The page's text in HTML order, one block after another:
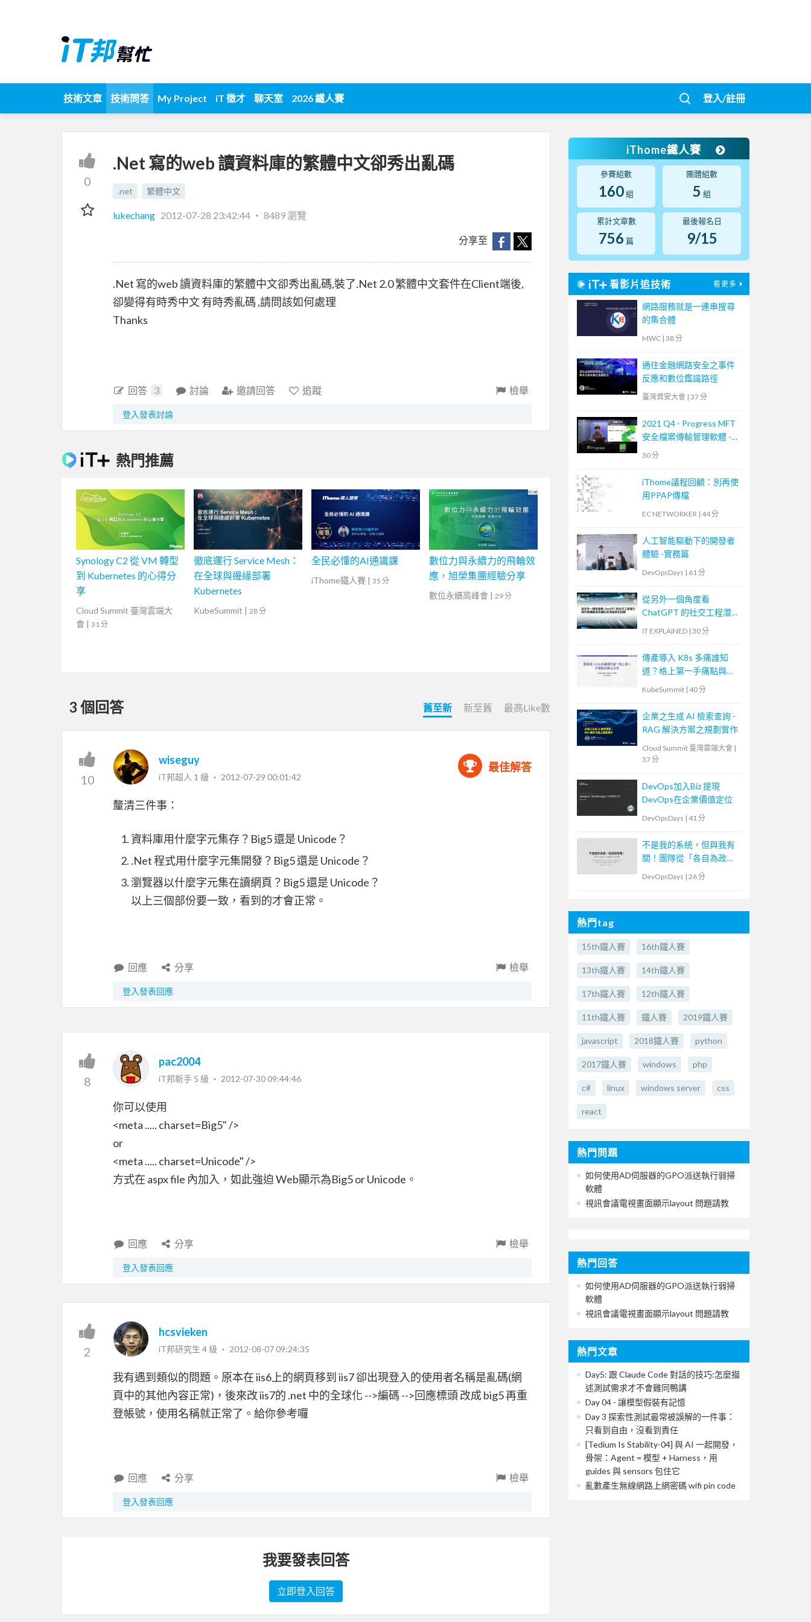
技術文章 技術問答 My Project iT 徵才 聊天室 2026 鐵人賽 登入/註冊
0
.Net 寫的web 讀資料庫的繁體中文卻秀出亂碼
.net 繁體中文
lukechang 2012-07-28 23:42:44 ‧ 8489 瀏覽
分享至
.Net 寫的web 讀資料庫的繁體中文卻秀出亂碼,裝了.Net 2.0 繁體中文套件在Client端後,
卻變得有時秀中文 有時秀亂碼 ,請問該如何處理
Thanks
回答 3 討論 邀請回答 追蹤 檢舉
登入發表討論
熱門推薦
Synology C2 從 VM 轉型
到 Kubernetes 的心得分
享
Cloud Summit 臺灣雲端大
會 | 31 分
徹底運行 Service Mesh：
在全球與邊緣部署
Kubernetes
KubeSummit | 28 分
全民必懂的AI通識課
iThome鐵人賽 | 35 分
數位力與永續力的飛輪效
應，旭榮集團經驗分享
數位永續高峰會 | 29 分
3 個回答 舊至新 新至舊 最高Like數
10
wiseguy
iT邦超人 1 級 ‧ 2012-07-29 00:01:42
最佳解答
釐清三件事：
資料庫用什麼字元集存？Big5 還是 Unicode？
.Net 程式用什麼字元集開發？Big5 還是 Unicode？
瀏覽器以什麼字元集在讀網頁？Big5 還是 Unicode？
以上三個部份要一致，看到的才會正常。
回應 分享 檢舉
登入發表回應
8
pac2004
iT邦新手 5 級 ‧ 2012-07-30 09:44:46
你可以使用
<meta ..... charset=Big5" />
or
<meta ..... charset=Unicode" />
方式在 aspx file 內加入，如此強迫 Web顯示為Big5 or Unicode。
回應 分享 檢舉
登入發表回應
2
hcsvieken
iT邦研究生 4 級 ‧ 2012-08-07 09:24:35
我有遇到類似的問題。原本在 iis6上的網頁移到 iis7 卻出現登入的使用者名稱是亂碼(網
頁中的其他內容正常)，後來改 iis7的 .net 中的全球化 -->編碼 -->回應標頭 改成 big5 再重
登帳號，使用名稱就正常了。給你參考囉
回應 分享 檢舉
登入發表回應
我要發表回答
立即登入回答
iThome鐵人賽
參賽組數
160組
團體組數
5 組
累計文章數
756 篇
最後報名日
9/15
看影片追技術 看更多
網路服務就是一連串搜尋
的集合體
MWC | 38 分
通往金融網路安全之事件
反應和數位鑑識路徑
臺灣資安大會 | 37 分
2021 Q4 - Progress MFT
安全檔案傳輸管理軟體 -
MOVEit Transfer 培訓課
30 分
iThome議程回顧：別再使
用PPAP傳檔
EC NETWORKER | 44 分
人工智能驅動下的開發者
體驗 -實務篇
DevOpsDays | 61 分
從另外一個角度看
ChatGPT 的社交工程潛
力—如何建構最高性價比
IT EXPLAINED | 30 分
傳產導入 K8s 多痛誰知
道？格上第一手痛點與解
KubeSummit | 40 分
企業之生成 AI 檢索查詢 -
RAG 解決方案之規劃實作
Cloud Summit 臺灣雲端大會 |
37 分
DevOps加入Biz 提現
DevOps在企業價值定位
DevOpsDays | 41 分
不是我的系統，但與我有
關！團隊從「各自為政」
到「群體決策」的協作實
DevOpsDays | 26 分
熱門tag
15th鐵人賽 16th鐵人賽
13th鐵人賽 14th鐵人賽
17th鐵人賽 12th鐵人賽
11th鐵人賽 鐵人賽 2019鐵人賽
javascript 2018鐵人賽 python
2017鐵人賽 windows php
c# linux windows server css
react
熱門問題
如何使用AD伺服器的GPO派送執行弱掃
軟體
視訊會議電視畫面顯示layout 問題請教
熱門回答
如何使用AD伺服器的GPO派送執行弱掃
軟體
視訊會議電視畫面顯示layout 問題請教
熱門文章
Day5: 跟 Claude Code 對話的技巧:怎麼描
述測試需求才不會雞同鴨講
Day 04 - 讓模型假裝有記憶
Day 3 探索性測試最常被誤解的一件事：
只看到自由，沒看到責任
[Tedium Is Stability-04] 與 AI 一起開發，
骨架：Agent = 模型 + Harness，用
guides 與 sensors 包住它
亂數產生無線網路上網密碼 wifi pin code